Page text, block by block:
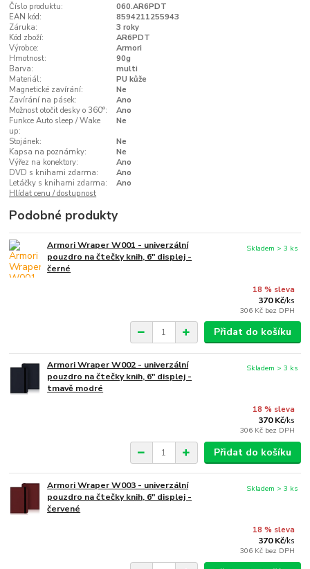
Číslo produktu:
060.AR6PDT
EAN kód:
8594211255943
Záruka:
3 roky
Kód zboží:
AR6PDT
Výrobce:
Armori
Hmotnost:
90g
Barva:
multi
Materiál:
PU kůže
Magnetické zavírání:
Ne
Zavírání na pásek:
Ano
Možnost otočit desky o 360°:
Ano
Funkce Auto sleep / Wake
up:
Ne
Stojánek:
Ne
Kapsa na poznámky:
Ne
Výřez na konektory:
Ano
DVD s knihami zdarma:
Ano
Letáčky s knihami zdarma:
Ano
Hlídat cenu / dostupnost
Podobné produkty
Armori Wraper W001 - univerzální
pouzdro na čtečky knih, 6" displej -
černé
18 % sleva
370 Kč/ks
306 Kč bez DPH
Skladem > 3 ks
Přidat do košíku
Armori Wraper W002 - univerzální
pouzdro na čtečky knih, 6" displej -
tmavě modré
18 % sleva
370 Kč/ks
306 Kč bez DPH
Skladem > 3 ks
Přidat do košíku
Armori Wraper W003 - univerzální
pouzdro na čtečky knih, 6" displej -
červené
18 % sleva
370 Kč/ks
306 Kč bez DPH
Skladem > 3 ks